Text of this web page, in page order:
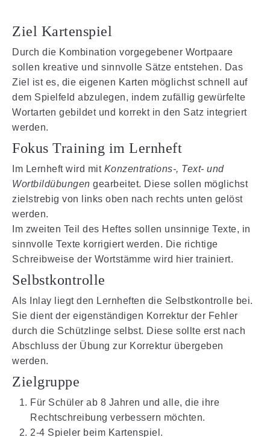
Ziel Kartenspiel
Durch die Kombination vorgegebener Wortpaare
sollen kreative und sinnvolle Sätze entstehen. Das
Ziel ist es, die eigenen Karten möglichst schnell auf
dem Spielfeld abzulegen, indem zufällig gewürfelte
Wortarten gebildet und korrekt in den Satz integriert
werden.
Fokus Training im Lernheft
Im Lernheft wird mit Konzentrations-, Text- und
Wortbildübungen gearbeitet. Diese sollen möglichst
zielstrebig von links oben nach rechts unten gelöst
werden.
Im zweiten Teil des Heftes sollen unsinnige Texte, in
sinnvolle Texte korrigiert werden. Die richtige
Schreibweise der Wortstämme wird hier trainiert.
Selbstkontrolle
Als Inlay liegt den Lernheften die Selbstkontrolle bei.
Sie dient der eigenständigen Korrektur der Fehler
durch die Schützlinge selbst. Diese sollte erst nach
Abschluss der Übung zur Korrektur übergeben
werden.
Zielgruppe
Für Schüler ab 8 Jahren und alle, die ihre
Rechtschreibung verbessern möchten.
2-4 Spieler beim Kartenspiel.